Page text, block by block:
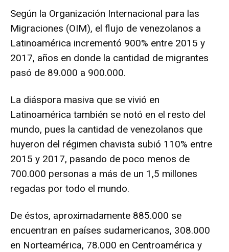
Según la Organización Internacional para las
Migraciones (OIM), el flujo de venezolanos a
Latinoamérica incrementó 900% entre 2015 y
2017, años en donde la cantidad de migrantes
pasó de 89.000 a 900.000.
La diáspora masiva que se vivió en
Latinoamérica también se notó en el resto del
mundo, pues la cantidad de venezolanos que
huyeron del régimen chavista subió 110% entre
2015 y 2017, pasando de poco menos de
700.000 personas a más de un 1,5 millones
regadas por todo el mundo.
De éstos, aproximadamente 885.000 se
encuentran en países sudamericanos, 308.000
en Norteamérica, 78.000 en Centroamérica y